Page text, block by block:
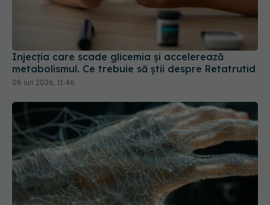
Injecția care scade glicemia și accelerează
metabolismul. Ce trebuie să știi despre Retatrutid
08 iun 2026, 11:46